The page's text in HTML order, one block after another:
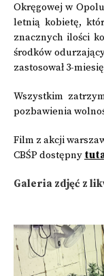
Okręgowej w
letnią kobietę,
znacznych ilości
środków
zastosował 3-
Wszystkim
pozbawienia
Film z akcji
CBŚP dostępny
Galeria zdjęć z